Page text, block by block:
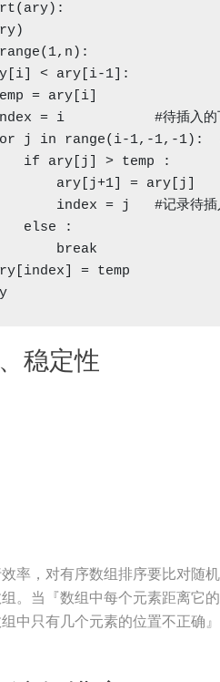
< ary[i-1]:
= ary[i]
= i           #待插入的
j in range(i-1,-1,-1):
if ary[j] > temp :
ary[j+1] = ary[j]
index = j   #记录待插
else :
break
= temp
稳定性
率，对有序数组排序要比对随
。当『数组中每个元素距离它
中只有几个元素的位置不正确